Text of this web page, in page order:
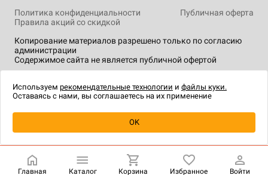
Купить| 8 490 ₽
Копирование материалов разрешено только по согласию
администрации
Содержимое сайта не является публичной офертой
Политика конфиденциальности
Публичная оферта
Правила акций со скидкой
технологии.
Главная Каталог Корзина Избранное Войти
Используем рекомендательные технологии и файлы куки.
Оставаясь с нами, вы соглашаетесь на их применение
OK